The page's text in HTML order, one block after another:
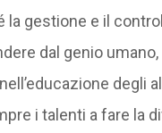
la gestione e il
dal genio umano,
degli
i talenti a fare la